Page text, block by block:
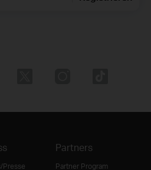
Presse
Partners
Partner Program